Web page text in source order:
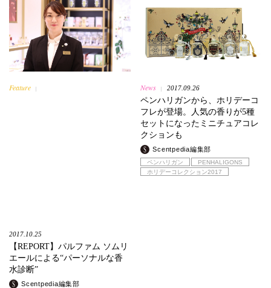
Feature
2017.10.25
【REPORT】パルファム ソムリ
エールによる“パーソナルな香
水診断”
Scentpedia編集部
News 2017.09.26
ペンハリガンから、ホリデーコ
フレが登場。人気の香りが5種
セットになったミニチュアコレ
クションも
Scentpedia編集部
ペンハリガン
PENHALIGONS
ホリデーコレクション2017